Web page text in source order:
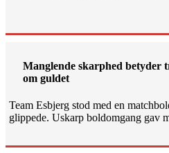
Manglende skarphed betyder
om guldet
Team Esbjerg stod med en
glippede. Uskarp boldomgang gav